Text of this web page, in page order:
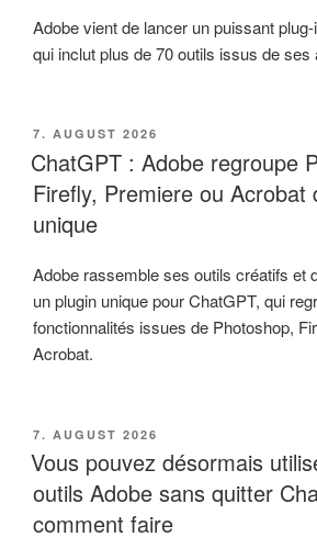
Adobe vient de lancer un puissant
qui inclut plus de 70 outils issus de ses
VERÖFFENTLICHT
AM
7. AUGUST 2026
ChatGPT : Adobe regroupe
Firefly, Premiere ou Acrobat
unique
Adobe rassemble ses outils créatifs et
un plugin unique pour ChatGPT, qui
fonctionnalités issues de Photoshop,
Acrobat.
VERÖFFENTLICHT
AM
7. AUGUST 2026
Vous pouvez désormais
outils Adobe sans quitter
comment faire